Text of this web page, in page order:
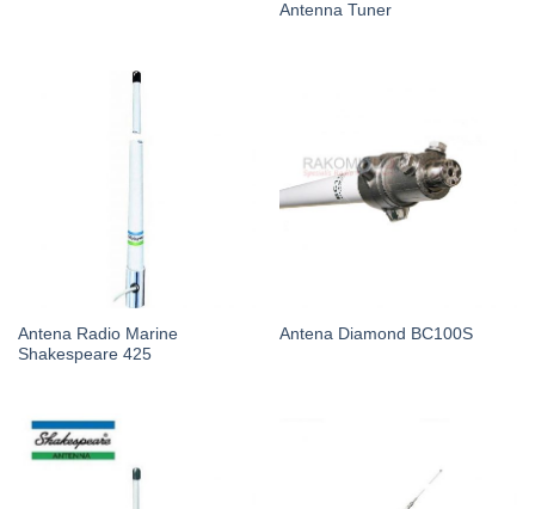
Antenna Tuner
Antena Radio Marine
Shakespeare 425
Antena Diamond BC100S